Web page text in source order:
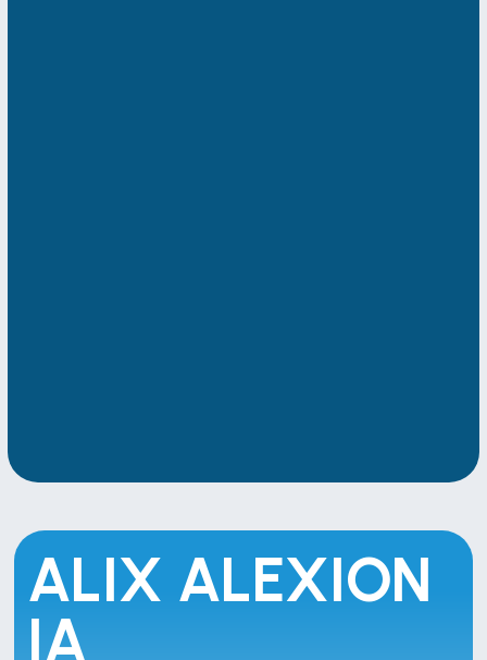
ALIX ALEXION
IA